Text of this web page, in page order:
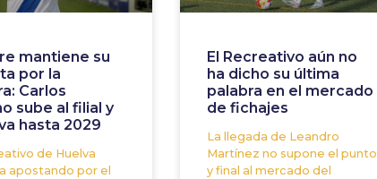
mantiene su
por la
Carlos
sube al filial y
hasta 2029
de Huelva
apostando por el
El Recreativo aún no
ha dicho su última
palabra en el mercado
de fichajes
La llegada de Leandro
Martínez no supone el punto
y final al mercado del